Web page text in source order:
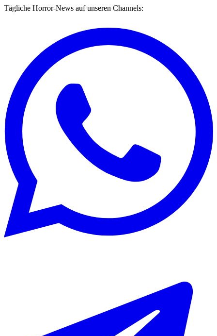
Tägliche Horror-News auf unseren Channels: